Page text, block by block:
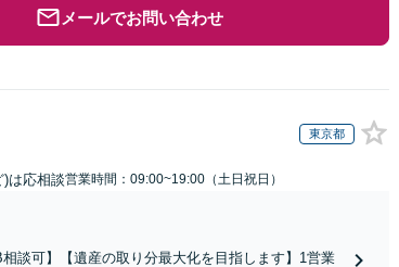
メールでお問い合わせ
東京都
は応相談営業時間：09:00~19:00（土日祝日）
談可】【遺産の取り分最大化を目指します】1営業